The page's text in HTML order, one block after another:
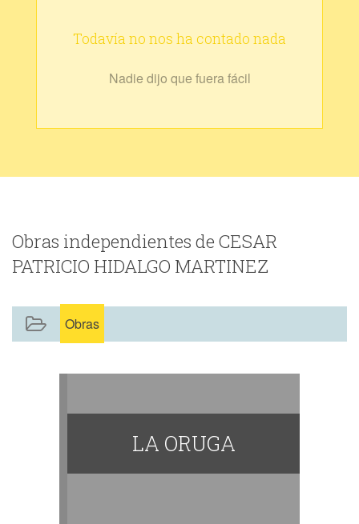
Todavía no nos ha contado nada
Nadie dijo que fuera fácil
Obras independientes de CESAR
PATRICIO HIDALGO MARTINEZ
Obras
LA ORUGA